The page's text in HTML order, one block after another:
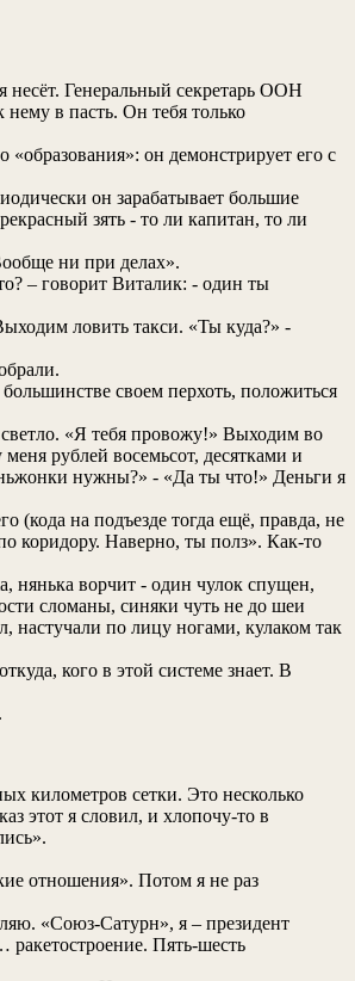
Генеральный секретарь ООН
в пасть. Он тебя только
он демонстрирует его с
он зарабатывает большие
зять - то ли капитан, то ли
ни при делах».
– говорит Виталик: - один ты
ловить такси. «Ты куда?» -
своем перхоть, положиться
«Я тебя провожу!» Выходим во
рублей восемьсот, десятками и
нужны?» - «Да ты что!» Деньги я
(кода на подъезде тогда ещё, правда, не
коридору. Наверно, ты полз». Как-то
нянька ворчит - один чулок спущен,
сломаны, синяки чуть не до шеи
настучали по лицу ногами, кулаком так
кого в этой системе знает. В
километров сетки. Это несколько
этот я словил, и хлопочу-то в
отношения». Потом я не раз
«Союз-Сатурн», я – президент
Пять-шесть